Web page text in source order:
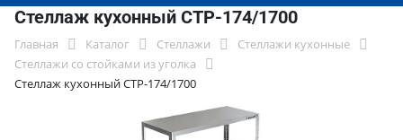
Стеллаж кухонный СТР-174/1700
Главная Каталог Стеллажи
Стеллажи кухонные
Стеллажи со стойками из уголка
Стеллаж кухонный СТР-174/1700